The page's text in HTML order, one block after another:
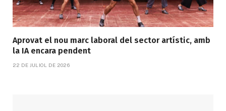
Aprovat el nou marc laboral del sector artístic, amb
la IA encara pendent
22 DE JULIOL DE 2026